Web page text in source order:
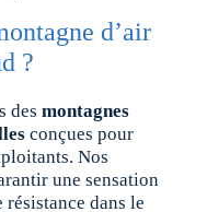
d’air
?
desmontagnes
conçues pour
Nos
une sensation
dans le